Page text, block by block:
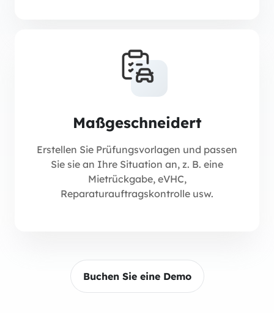
Maßgeschneidert
Erstellen Sie Prüfungsvorlagen und passen
Sie sie an Ihre Situation an, z. B. eine
Mietrückgabe, eVHC,
Reparaturauftragskontrolle usw.
Buchen Sie eine Demo